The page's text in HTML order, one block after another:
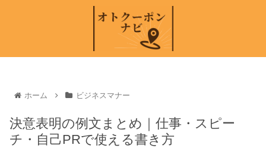
ホーム ビジネスマナー
決意表明の例文まとめ｜仕事・スピー
チ・自己PRで使える書き方